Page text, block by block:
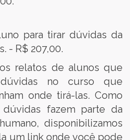
para tirar dúvidas da
- R$ 207,00.
relatos de alunos que
no curso que
onde tirá-las. Como
fazem parte da
disponibilizamos
um link onde você pode